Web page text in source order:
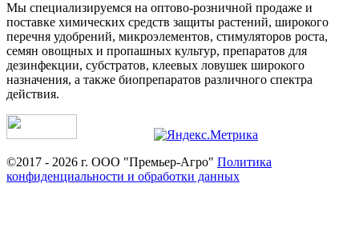
Мы специализируемся на оптово-розничной продаже и
поставке химических средств защиты растений, широкого
перечня удобрений, микроэлементов, стимуляторов роста,
семян овощных и пропашных культур, препаратов для
дезинфекции, субстратов, клеевых ловушек широкого
назначения, а также биопрепаратов различного спектра
действия.
©2017 - 2026 г. ООО "Премьер-Агро" Политика
конфиденциальности и обработки данных